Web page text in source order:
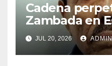
Cadena
Zambada en
JUL 20, 2026 ADMIN